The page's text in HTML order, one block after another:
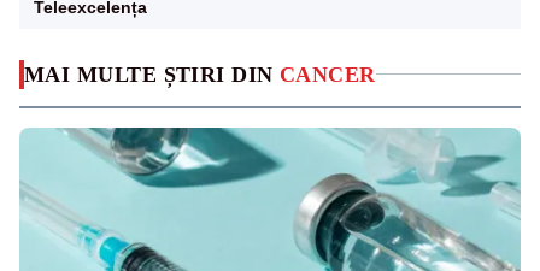
MAI MULTE ȘTIRI DIN CANCER
Teleexcelența